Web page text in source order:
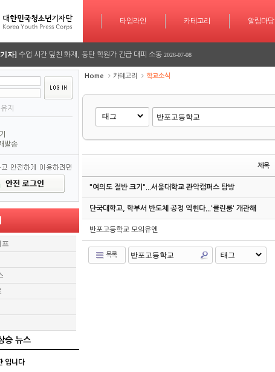
타임라인
타임라인 카테고리
카테고리 알림마당
알림마당 기관소개
자]
기자] 용인사무엘 국제학교, RSC 대회에서 놀라운 성과 또 한번 이루다 2026-07-25
자] 수업 시간 덮친 화재, 동탄 학원가 긴급 대피 소동 2026-07-08
기자] 2026 서울평화 모의유엔대회에 가다 2026-06-26
자]
자] AI가 짜주는 맞춤형 방학 시간표…학습 계획도 인공지능 시대 2026-07-30
기자] 수업 시간 덮친 화재, 동탄 학원가 긴급 대피 소동 2026-07-08
자] 2026 서울평화 모의유엔대회에 가다 2026-06-26
자]
지
발송
프
승 뉴스
입니다
Home 카테고리 학교소식
제목
"여의도 절반 크기"...서울대학교 관악캠퍼스 탐방
단국대학교, 학부서 반도체 공정 익힌다...'클린룸' 개관해
반포고등학교 모의유엔
목록
북5
북5
북5
북5